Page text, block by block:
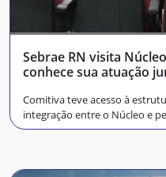
Sebrae RN visita
conhece sua atuação
Comitiva teve acesso à
integração entre o Núcleo e